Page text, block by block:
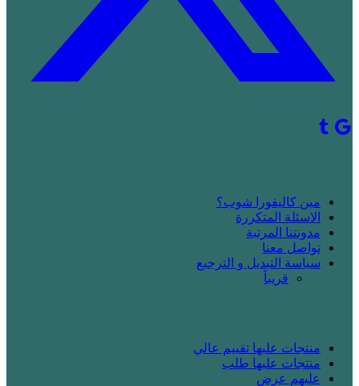
مين كاليفورا شوب؟
الاسئلة المتكررة
مدونتنا المرتبة
تواصل معنا
سياسة التبديل و الترجيع
قريباََ
منتجات عليها تقييم عالي
منتجات عليها طلب
عليهم عرض